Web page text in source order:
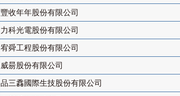
豐收年年股份有限公司
力科光電股份有限公司
宥舜工程股份有限公司
威昜股份有限公司
品三馫國際生技股份有限公司